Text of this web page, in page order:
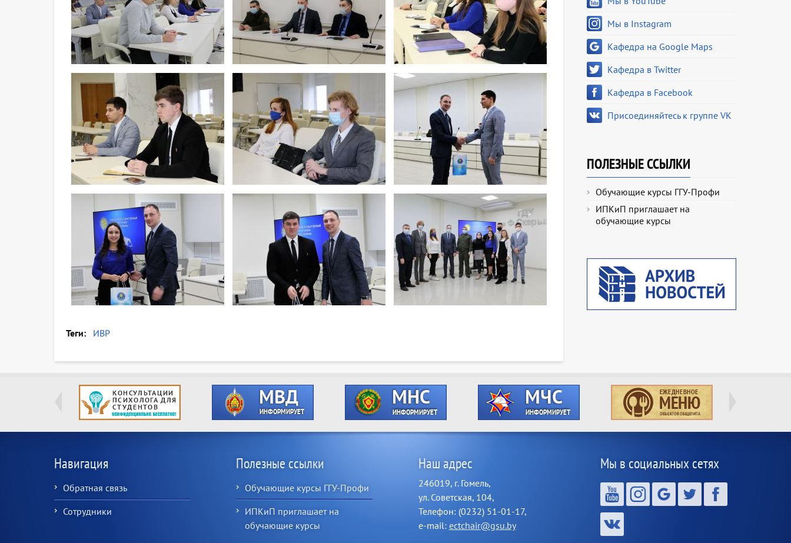
Теги ИВР
Мы в Instagram
Кафедра на Google Maps
Кафедра в Twitter
Кафедра в Facebook
Присоединяйтесь к группе VK
ПОЛЕЗНЫЕ ССЫЛКИ
Обучающие курсы ГГУ-Профи
ИПКиП приглашает на
обучающие курсы
Навигация
Обратная связь
Сотрудники
Полезные ссылки
Обучающие курсы ГГУ-Профи
ИПКиП приглашает на
обучающие курсы
Наш адрес
246019, г. Гомель,
ул. Советская, 104,
Телефон: (0232) 51-01-17,
e-mail: ectchair@gsu.by
Мы в социальных сетях